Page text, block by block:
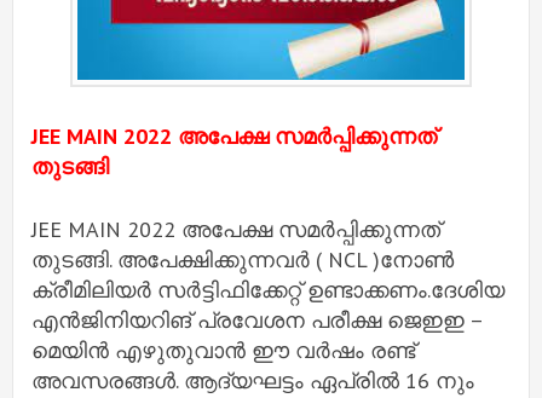
JEE MAIN 2022 അപേക്ഷ സമർപ്പിക്കുന്നത്
തുടങ്ങി
JEE MAIN 2022 അപേക്ഷ സമർപ്പിക്കുന്നത്
തുടങ്ങി. അപേക്ഷിക്കുന്നവർ ( NCL )നോൺ
ക്രീമിലിയർ സർട്ടിഫിക്കേറ്റ് ഉണ്ടാക്കണം.ദേശിയ
എൻജിനിയറിങ് പ്രവേശന പരീക്ഷ ജെഇഇ –
മെയിൻ എഴുതുവാൻ ഈ വർഷം രണ്ട്‌
അവസരങ്ങൾ. ആദ്യഘട്ടം ഏപ്രിൽ 16 നും